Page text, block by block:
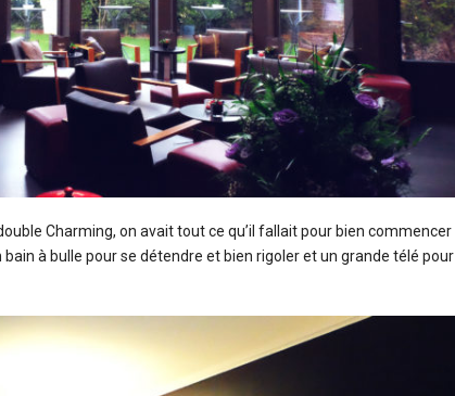
Charming, on avait tout ce qu’il fallait pour bien commencer
à bulle pour se détendre et bien rigoler et un grande télé pour